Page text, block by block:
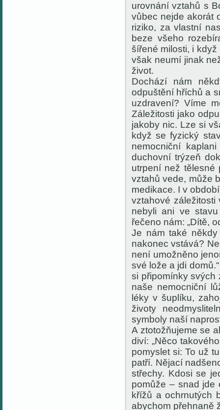
urovnání vztahů s
vůbec nejde akorát
riziko, za vlastní
beze všeho
šířené milosti, i
však neumí jinak
život.
Dochází nám
odpuštění hříchů a
uzdravení? Víme
Záležitosti jako
jakoby nic. Lze si
když se fyzický
nemocniční
duchovní trýzeň
utrpení než tělesné
vztahů vede, může
medikace. I v
vztahové
nebyli ani ve
řečeno nám: „Dítě,
Je nám také
nakonec vstává?
není umožněno
své lože a jdi
si připomínky svých
naše nemocniční
léky v šuplíku,
životy
symboly naší
A ztotožňujeme se
diví: „Něco
pomyslet si: To už
patří. Nějací
střechy. Kdosi se
pomůže – snad jde
křížů a ochrnutých
abychom přehnaně